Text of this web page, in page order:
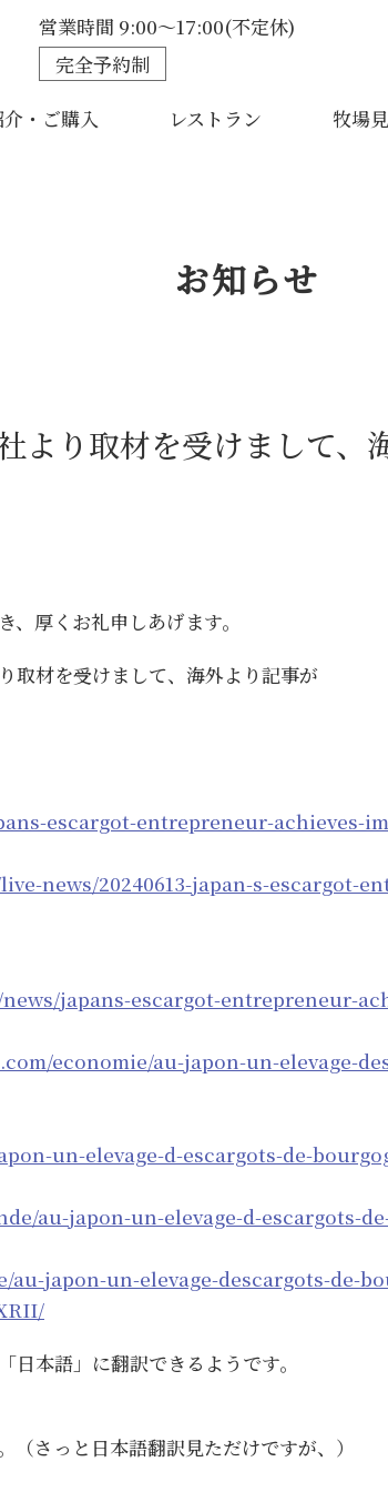
営業時間 9:00～17:00(不定休)
完全予約制
・ご購入 レストラン 牧場
お知らせ
より取材を受けまして、
厚くお礼申しあげます。
取材を受けまして、海外より記事が
escargot-entrepreneur-achieves-
news/20240613-japan-s-escargot-
japans-escargot-entrepreneur-
economie/au-japon-un-elevage-
un-elevage-d-escargots-de-
au-japon-un-elevage-d-escargots-
au-japon-un-elevage-descargots-de-
本語」に翻訳できるようです。
さっと日本語翻訳見ただけですが、）